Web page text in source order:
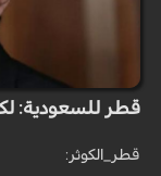
قطر للسعودية:
قطر_الكوثر: